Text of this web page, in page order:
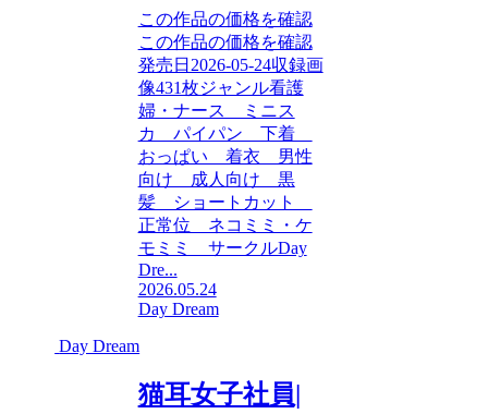
この作品の価格を確認
この作品の価格を確認
発売日2026-05-24収録画
像431枚ジャンル看護
婦・ナース ミニス
カ パイパン 下着
おっぱい 着衣 男性
向け 成人向け 黒
髪 ショートカット
正常位 ネコミミ・ケ
モミミ サークルDay
Dre...
2026.05.24
Day Dream
Day Dream
猫耳女子社員|